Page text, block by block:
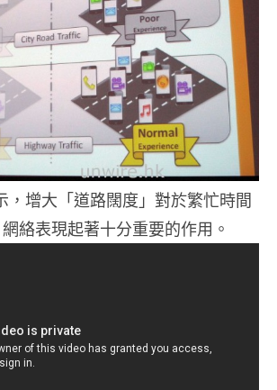
，增大「道路闊度」對於繁忙時間
絡表現起著十分重要的作用。